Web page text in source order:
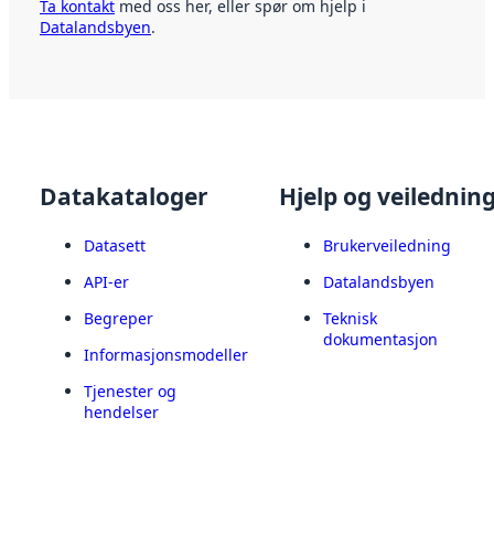
Ta kontakt med oss her, eller spør om hjelp i
Datalandsbyen.
Datakataloger
Datasett
API-er
Begreper
Informasjonsmodeller
Tjenester og
hendelser
Hjelp og
Brukerveiledning
Datalandsbyen
Teknisk
dokumentasjon